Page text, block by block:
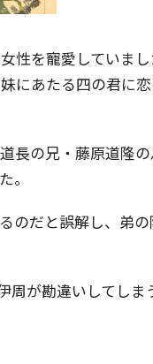
性を寵愛していまし
にあたる四の君に
長の兄・藤原道隆
。
のだと誤解し、弟
周が勘違いしてしま